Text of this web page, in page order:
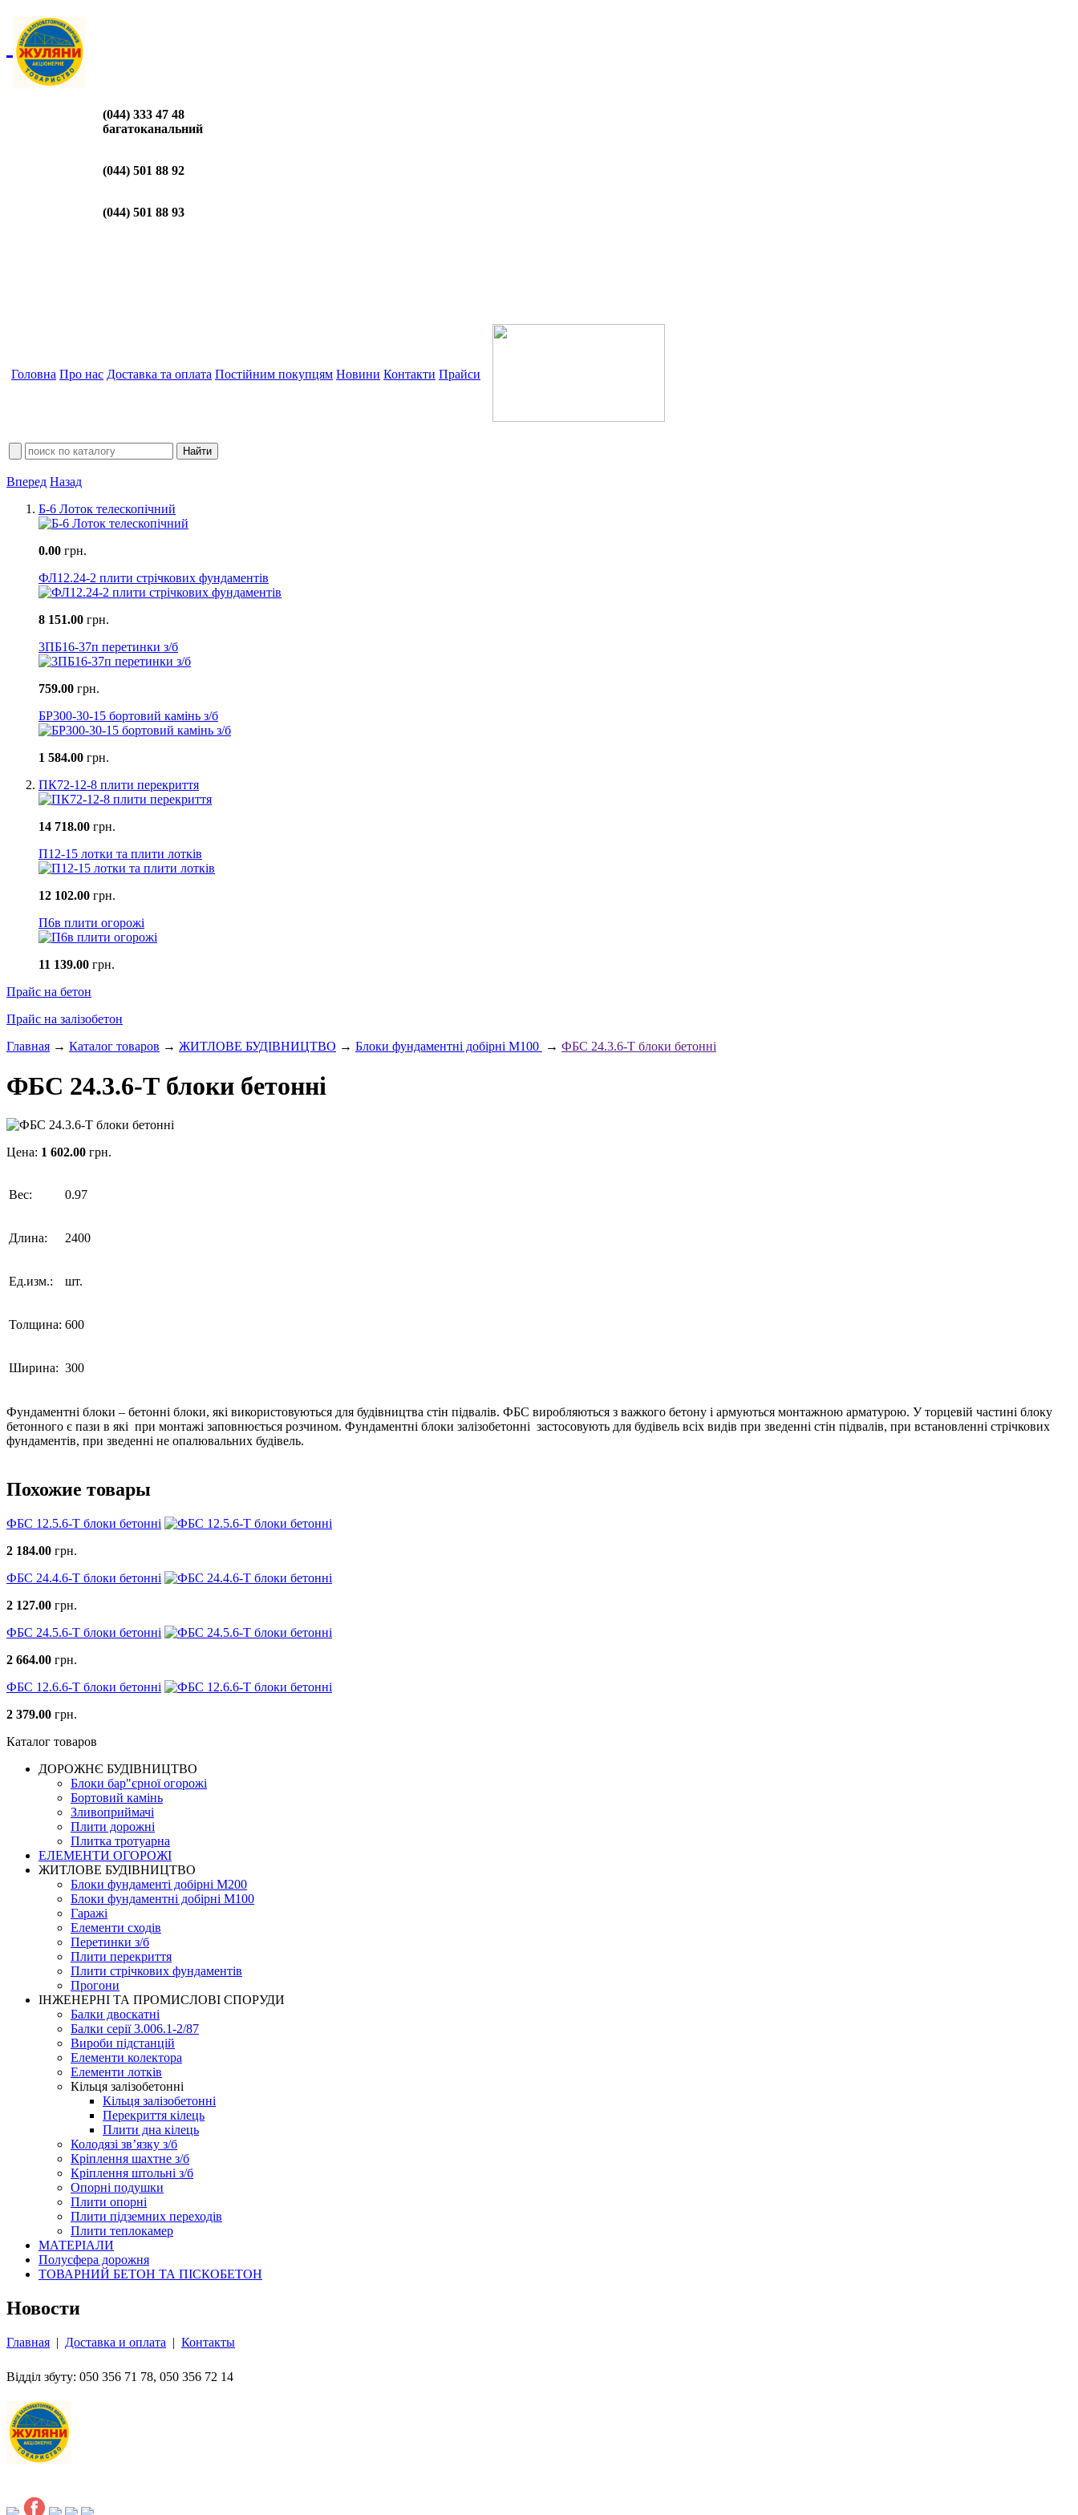
(044) 333 47 48
багатоканальний
(044) 501 88 92
(044) 501 88 93
Головна Про нас Доставка та оплата Постійним покупцям Новини Контакти Прайси
Вперед Назад
Б-6 Лоток телескопічний
0.00 грн.
ФЛ12.24-2 плити стрічкових фундаментів
8 151.00 грн.
3ПБ16-37п перетинки з/б
759.00 грн.
БР300-30-15 бортовий камінь з/б
1 584.00 грн.
ПК72-12-8 плити перекриття
14 718.00 грн.
П12-15 лотки та плити лотків
12 102.00 грн.
П6в плити огорожі
11 139.00 грн.
Прайс на бетон
Прайс на залізобетон
Главная → Каталог товаров → ЖИТЛОВЕ БУДIВНИЦТВО → Блоки фундаментні добірні М100 → ФБС 24.3.6-Т блоки бетонні
ФБС 24.3.6-Т блоки бетонні
Цена: 1 602.00 грн.
Вес: 0.97
Длина: 2400
Ед.изм.: шт.
Толщина: 600
Ширина: 300
Фундаментні блоки – бетонні блоки, які використовуються для будівництва стін підвалів. ФБС виробляються з важкого бетону і армуються монтажною арматурою. У торцевій частині блоку
бетонного є пази в які при монтажі заповнюється розчином. Фундаментні блоки залізобетонні застосовують для будівель всіх видів при зведенні стін підвалів, при встановленні стрічкових
фундаментів, при зведенні не опалювальних будівель.
Похожие товары
ФБС 12.5.6-Т блоки бетонні
2 184.00 грн.
ФБС 24.4.6-Т блоки бетонні
2 127.00 грн.
ФБС 24.5.6-Т блоки бетонні
2 664.00 грн.
ФБС 12.6.6-Т блоки бетонні
2 379.00 грн.
Каталог товаров
ДОРОЖНЄ БУДIВНИЦТВО
Блоки бар"єрної огорожі
Бортовий камінь
Зливоприймачі
Плити дорожні
Плитка тротуарна
ЕЛЕМЕНТИ ОГОРОЖІ
ЖИТЛОВЕ БУДIВНИЦТВО
Блоки фундаменті добірні М200
Блоки фундаментні добірні М100
Гаражі
Елементи сходів
Перетинки з/б
Плити перекриття
Плити стрічкових фундаментів
Прогони
ІНЖЕНЕРНІ ТА ПРОМИСЛОВІ СПОРУДИ
Балки двоскатні
Балки серії 3.006.1-2/87
Вироби підстанцій
Елементи колектора
Елементи лотків
Кільця залізобетонні
Кільця залізобетонні
Перекриття кілець
Плити дна кілець
Колодязі зв’язку з/б
Кріплення шахтне з/б
Кріплення штольні з/б
Опорні подушки
Плити опорні
Плити підземних переходів
Плити теплокамер
МАТЕРІАЛИ
Полусфера дорожня
ТОВАРНИЙ БЕТОН ТА ПІСКОБЕТОН
Новости
Главная | Доставка и оплата | Контакты
Відділ збуту: 050 356 71 78, 050 356 72 14